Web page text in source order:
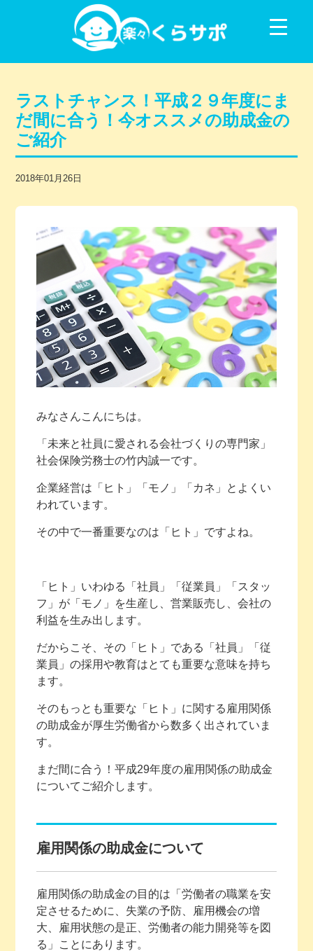
コンテンツに移動
ラストチャンス！平成２９年度にま
だ間に合う！今オススメの助成金の
ご紹介
2018年01月26日
みなさんこんにちは。
「未来と社員に愛される会社づくりの専門家」
社会保険労務士の竹内誠一です。
企業経営は「ヒト」「モノ」「カネ」とよくい
われています。
その中で一番重要なのは「ヒト」ですよね。
「ヒト」いわゆる「社員」「従業員」「スタッ
フ」が「モノ」を生産し、営業販売し、会社の
利益を生み出します。
だからこそ、その「ヒト」である「社員」「従
業員」の採用や教育はとても重要な意味を持ち
ます。
そのもっとも重要な「ヒト」に関する雇用関係
の助成金が厚生労働省から数多く出されていま
す。
まだ間に合う！平成29年度の雇用関係の助成金
についてご紹介します。
雇用関係の助成金について
雇用関係の助成金の目的は「労働者の職業を安
定させるために、失業の予防、雇用機会の増
大、雇用状態の是正、労働者の能力開発等を図
る」ことにあります。